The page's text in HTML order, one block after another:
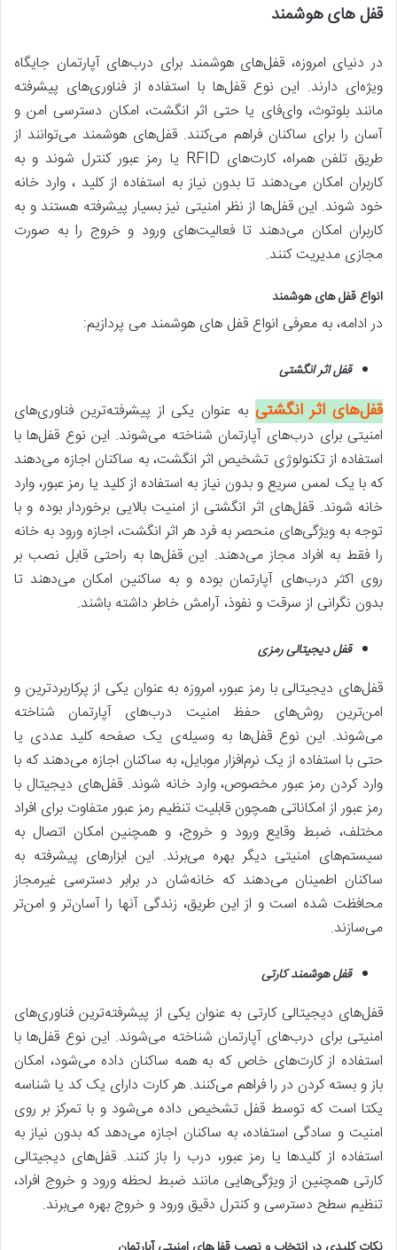
قفل های هوشمند
در دنیای امروزه، قفل‌های هوشمند برای درب‌های آپارتمان جایگاه
ویژه‌ای دارند. این نوع قفل‌ها با استفاده از فناوری‌های پیشرفته
مانند بلوتوث، وای‌فای یا حتی اثر انگشت، امکان دسترسی امن و
آسان را برای ساکنان فراهم می‌کنند. قفل‌های هوشمند می‌توانند از
طریق تلفن همراه، کارت‌های RFID یا رمز عبور کنترل شوند و به
کاربران امکان می‌دهند تا بدون نیاز به استفاده از کلید ، وارد خانه
خود شوند. این قفل‌ها از نظر امنیتی نیز بسیار پیشرفته هستند و به
کاربران امکان می‌دهند تا فعالیت‌های ورود و خروج را به صورت
مجازی مدیریت کنند.
انواع قفل های هوشمند
در ادامه، به معرفی انواع قفل های هوشمند می پردازیم:
قفل اثر انگشتی
قفل‌های اثر انگشتی به عنوان یکی از پیشرفته‌ترین فناوری‌های
امنیتی برای درب‌های آپارتمان شناخته می‌شوند. این نوع قفل‌ها با
استفاده از تکنولوژی تشخیص اثر انگشت، به ساکنان اجازه می‌دهند
که با یک لمس سریع و بدون نیاز به استفاده از کلید یا رمز عبور، وارد
خانه شوند. قفل‌های اثر انگشتی از امنیت بالایی برخوردار بوده و با
توجه به ویژگی‌های منحصر به فرد هر اثر انگشت، اجازه ورود به خانه
را فقط به افراد مجاز می‌دهند. این قفل‌ها به راحتی قابل نصب بر
روی اکثر درب‌های آپارتمان بوده و به ساکنین امکان می‌دهند تا
بدون نگرانی از سرقت و نفوذ، آرامش خاطر داشته باشند.
قفل دیجیتالی رمزی
قفل‌های دیجیتالی با رمز عبور، امروزه به عنوان یکی از پرکاربردترین و
امن‌ترین روش‌های حفظ امنیت درب‌های آپارتمان شناخته
می‌شوند. این نوع قفل‌ها به وسیله‌ی یک صفحه کلید عددی یا
حتی با استفاده از یک نرم‌افزار موبایل، به ساکنان اجازه می‌دهند که با
وارد کردن رمز عبور مخصوص، وارد خانه شوند. قفل‌های دیجیتال با
رمز عبور از امکاناتی همچون قابلیت تنظیم رمز عبور متفاوت برای افراد
مختلف، ضبط وقایع ورود و خروج، و همچنین امکان اتصال به
سیستم‌های امنیتی دیگر بهره می‌برند. این ابزارهای پیشرفته به
ساکنان اطمینان می‌دهند که خانه‌شان در برابر دسترسی غیرمجاز
محافظت شده است و از این طریق، زندگی آنها را آسان‌تر و امن‌تر
می‌سازند.
قفل هوشمند کارتی
قفل‌های دیجیتالی کارتی به عنوان یکی از پیشرفته‌ترین فناوری‌های
امنیتی برای درب‌های آپارتمان شناخته می‌شوند. این نوع قفل‌ها با
استفاده از کارت‌های خاص که به همه ساکنان داده می‌شود، امکان
باز و بسته کردن در را فراهم می‌کنند. هر کارت دارای یک کد یا شناسه
یکتا است که توسط قفل تشخیص داده می‌شود و با تمرکز بر روی
امنیت و سادگی استفاده، به ساکنان اجازه می‌دهد که بدون نیاز به
استفاده از کلیدها یا رمز عبور، درب را باز کنند. قفل‌های دیجیتالی
کارتی همچنین از ویژگی‌هایی مانند ضبط لحظه ورود و خروج افراد،
تنظیم سطح دسترسی و کنترل دقیق ورود و خروج بهره می‌برند.